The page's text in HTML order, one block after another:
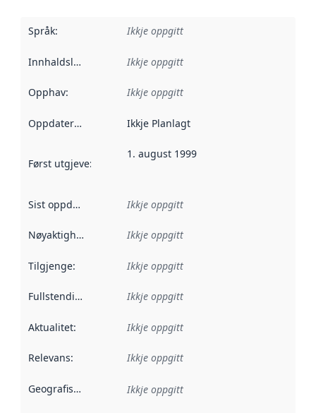
Språk: Ikkje oppgitt
Innhaldsleverandørar :
Ikkje oppgitt
Opphav: Ikkje oppgitt
Oppdateringsfrekvens :
Ikkje Planlagt
Først utgjeve: Denne datoen seier når dataa i dette
1. august 1999
Sist oppdatert Ikkje oppgitt
Nøyaktigheit Ikkje oppgitt
Tilgjenge: Ikkje oppgitt
Fullstendigheit Ikkje oppgitt
Aktualitet: Ikkje oppgitt
Relevans: Ikkje oppgitt
Geografisk område Ikkje oppgitt